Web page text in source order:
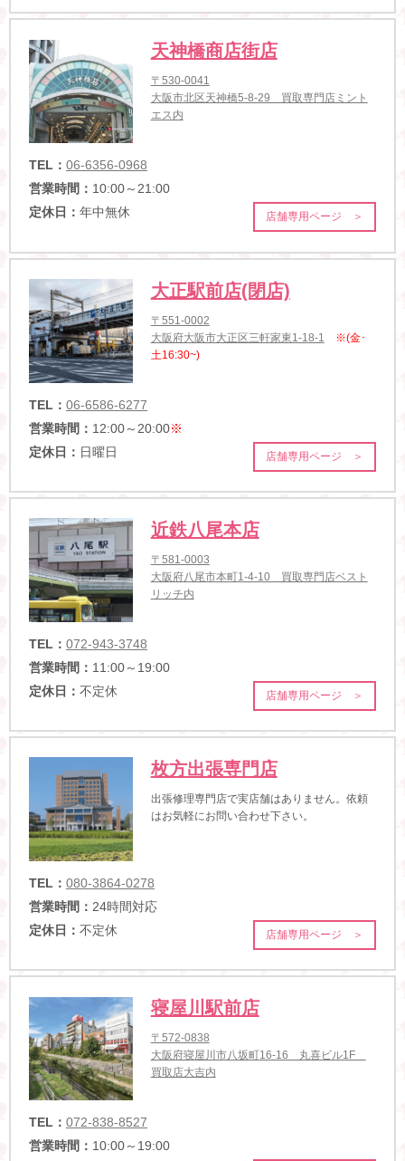
天神橋商店街店
〒530-0041
大阪市北区天神橋5-8-29 買取専門店ミント
エス内
TEL： 06-6356-0968
営業時間： 10:00～21:00
定休日： 年中無休 店舗専用ページ ＞
大正駅前店(閉店)
〒551-0002
大阪府大阪市大正区三軒家東1-18-1
※(金･
土16:30~)
TEL： 06-6586-6277
営業時間： 12:00～20:00※
定休日： 日曜日 店舗専用ページ ＞
近鉄八尾本店
〒581-0003
大阪府八尾市本町1-4-10 買取専門店ベスト
リッチ内
TEL： 072-943-3748
営業時間： 11:00～19:00
定休日： 不定休 店舗専用ページ ＞
枚方出張専門店
出張修理専門店で実店舗はありません。依頼
はお気軽にお問い合わせ下さい。
TEL： 080-3864-0278
営業時間： 24時間対応
定休日： 不定休 店舗専用ページ ＞
寝屋川駅前店
〒572-0838
大阪府寝屋川市八坂町16-16 丸喜ビル1F
買取店大吉内
TEL： 072-838-8527
営業時間： 10:00～19:00